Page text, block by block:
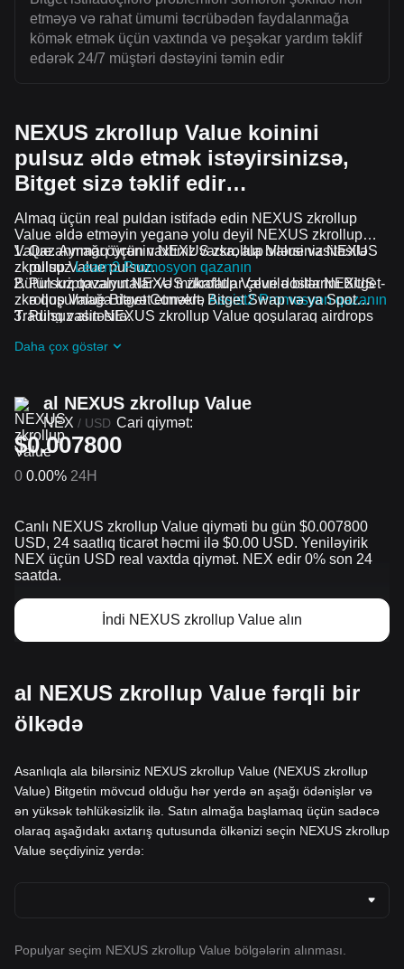
etməyə və rahat ümumi təcrübədən faydalanmağa
kömək etmək üçün vaxtında və peşəkar yardım təklif
edərək 24/7 müştəri dəstəyini təmin edir
NEXUS zkrollup Value koinini
pulsuz əldə etmək istəyirsinizsə,
Bitget sizə təklif edir…
Almaq üçün real puldan istifadə edin NEXUS zkrollup
Value əldə etməyin yeganə yolu deyil NEXUS zkrollup
Value. Ayrmaq üçün vaxtınız varsa, ala bilərsiniz NEXUS
zkrollup Value pulsuz.
Qazanmağı öyrənin NEXUS zkrollup Value vasitəsilə
pulsuzLearn2 Promosyon qazanın
Pulsuz qazanın NEXUS zkrollup Value dostlarını Bitget-
ə qoşulmağa dəvət etməklə Assist2 Promosyon qazanın
Pulsuz alın NEXUS zkrollup Value qoşularaq airdrops
Bütün kriptovalyutalar və mükafatlar çevrilə bilər NEXUS
zkrollup Value Bitget Convert, Bitget Swap və ya Spot
Trading vasitəsilə.
Daha çox göstər
al NEXUS zkrollup Value
NEX / USD Cari qiymət:
$0.007800
0 0.00% 24H
Canlı NEXUS zkrollup Value qiyməti bu gün $0.007800
USD, 24 saatlıq ticarət həcmi ilə $0.00 USD. Yeniləyirik
NEX üçün USD real vaxtda qiymət. NEX edir 0% son 24
saatda.
İndi NEXUS zkrollup Value alın
al NEXUS zkrollup Value fərqli bir
ölkədə
Asanlıqla ala bilərsiniz NEXUS zkrollup Value (NEXUS zkrollup
Value) Bitgetin mövcud olduğu hər yerdə ən aşağı ödənişlər və
ən yüksək təhlükəsizlik ilə. Satın almağa başlamaq üçün sadəcə
olaraq aşağıdakı axtarış qutusunda ölkənizi seçin NEXUS zkrollup
Value seçdiyiniz yerdə:
Populyar seçim NEXUS zkrollup Value bölgələrin alınması.